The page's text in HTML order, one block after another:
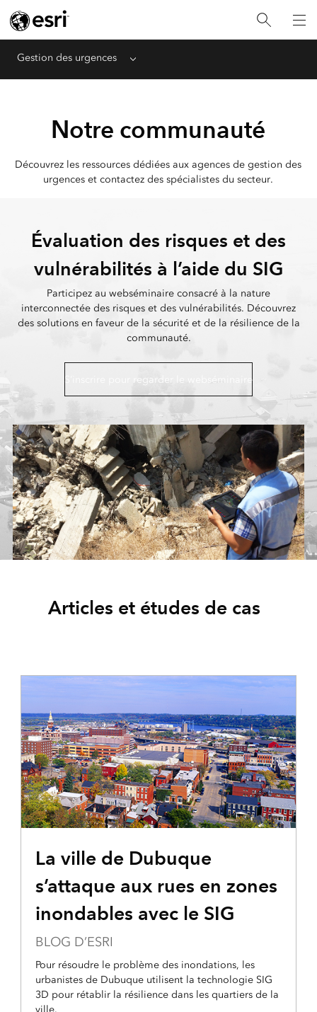
Gestion des urgences Menu
Notre communauté
Découvrez les ressources dédiées aux agences de gestion des
urgences et contactez des spécialistes du secteur.
Évaluation des risques et des
vulnérabilités à l’aide du SIG
Participez au webséminaire consacré à la nature
interconnectée des risques et des vulnérabilités. Découvrez
des solutions en faveur de la sécurité et de la résilience de la
communauté.
S’inscrire pour regarder le webséminaire
Articles et études de cas
La ville de Dubuque
s’attaque aux rues en zones
inondables avec le SIG
BLOG D’ESRI
Pour résoudre le problème des inondations, les
urbanistes de Dubuque utilisent la technologie SIG
3D pour rétablir la résilience dans les quartiers de la
ville.